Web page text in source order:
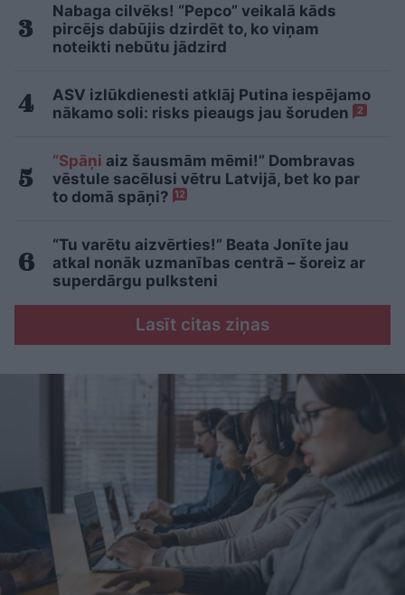
Nabaga cilvēks! “Pepco” veikalā kāds
pircējs dabūjis dzirdēt to, ko viņam
noteikti nebūtu jādzird
ASV izlūkdienesti atklāj Putina iespējamo
nākamo soli: risks pieaugs jau šoruden
2
“Spāņi aiz šausmām mēmi!” Dombravas
vēstule sacēlusi vētru Latvijā, bet ko par
to domā spāņi? 12
“Tu varētu aizvērties!” Beata Jonīte jau
atkal nonāk uzmanības centrā – šoreiz ar
superdārgu pulksteni
Lasīt citas ziņas